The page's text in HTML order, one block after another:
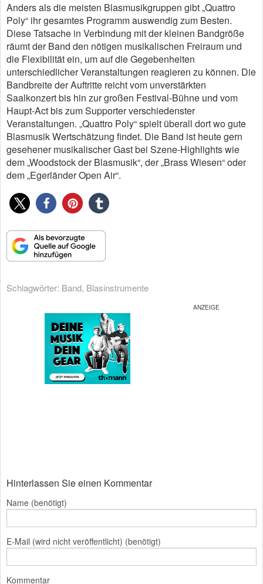
Anders als die meisten Blasmusikgruppen gibt „Quattro
Poly“ ihr gesamtes Programm auswendig zum Besten.
Diese Tatsache in Verbindung mit der kleinen Bandgröße
räumt der Band den nötigen musikalischen Freiraum und
die Flexibilität ein, um auf die Gegebenheiten
unterschiedlicher Veranstaltungen reagieren zu können. Die
Bandbreite der Auftritte reicht vom unverstärkten
Saalkonzert bis hin zur großen Festival-Bühne und vom
Haupt-Act bis zum Supporter verschiedenster
Veranstaltungen. „Quattro Poly“ spielt überall dort wo gute
Blasmusik Wertschätzung findet. Die Band ist heute gern
gesehener musikalischer Gast bei Szene-Highlights wie
dem „Woodstock der Blasmusik“, der „Brass Wiesen“ oder
dem „Egerländer Open Air“.
Schlagwörter: Band, Blasinstrumente
Hinterlassen Sie einen Kommentar
Name (benötigt)
E-Mail (wird nicht veröffentlicht) (benötigt)
Kommentar